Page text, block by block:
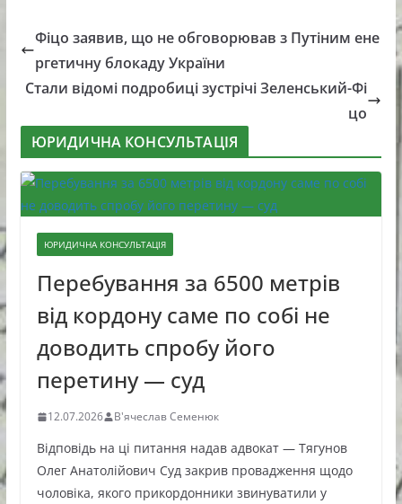
Фіцо заявив, що не обговорював з Путіним ене
ргетичну блокаду України
Стали відомі подробиці зустрічі Зеленський-Фі
цо
ЮРИДИЧНА КОНСУЛЬТАЦІЯ
ЮРИДИЧНА КОНСУЛЬТАЦІЯ
Перебування за 6500 метрів
від кордону саме по собі не
доводить спробу його
перетину — суд
12.07.2026 В'ячеслав Семенюк
Відповідь на ці питання надав адвокат — Тягунов
Олег Анатолійович Суд закрив провадження щодо
чоловіка, якого прикордонники звинуватили у